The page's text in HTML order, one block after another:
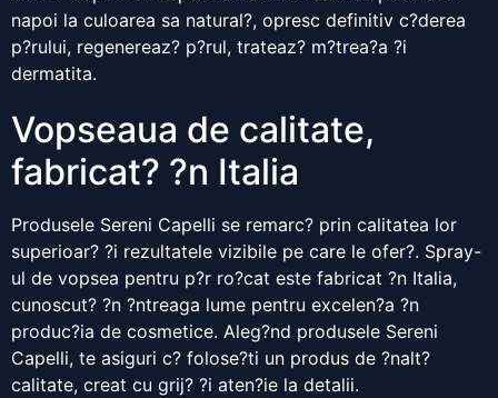
napoi la culoarea sa natural?, opresc definitiv c?derea
p?rului, regenereaz? p?rul, trateaz? m?trea?a ?i
dermatita.
Vopseaua de calitate,
fabricat? ?n Italia
Produsele Sereni Capelli se remarc? prin calitatea lor
superioar? ?i rezultatele vizibile pe care le ofer?. Spray-
ul de vopsea pentru p?r ro?cat este fabricat ?n Italia,
cunoscut? ?n ?ntreaga lume pentru excelen?a ?n
produc?ia de cosmetice. Aleg?nd produsele Sereni
Capelli, te asiguri c? folose?ti un produs de ?nalt?
calitate, creat cu grij? ?i aten?ie la detalii.